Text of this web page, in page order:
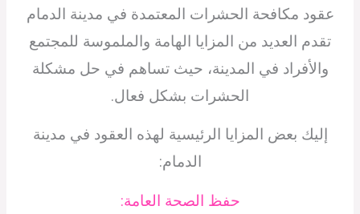
عقود مكافحة الحشرات المعتمدة في مدينة الدمام
تقدم العديد من المزايا الهامة والملموسة للمجتمع
والأفراد في المدينة، حيث تساهم في حل مشكلة
الحشرات بشكل فعال.
إليك بعض المزايا الرئيسية لهذه العقود في مدينة
الدمام:
حفظ الصحة العامة: